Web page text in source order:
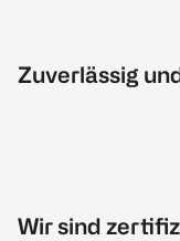
Zuverlässig
Wir sind